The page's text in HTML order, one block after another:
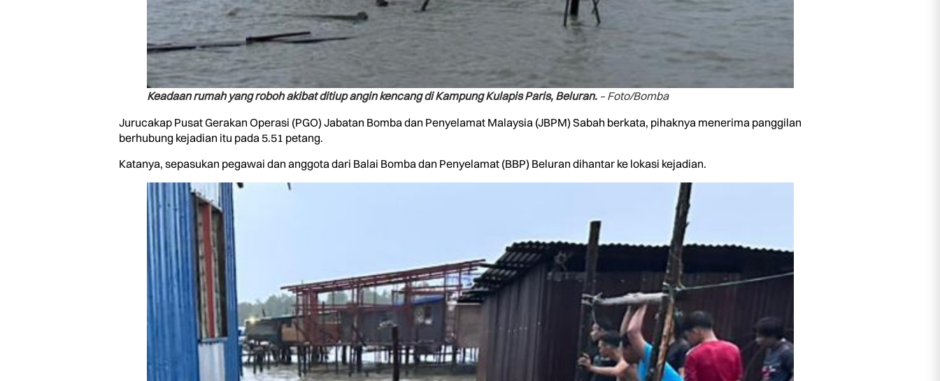
Keadaan rumah yang roboh akibat ditiup angin kencang di Kampung Kulapis Paris, Beluran. – Foto/Bomba
Jurucakap Pusat Gerakan Operasi (PGO) Jabatan Bomba dan Penyelamat Malaysia (JBPM) Sabah berkata, pihaknya menerima panggilan
berhubung kejadian itu pada 5.51 petang.
Katanya, sepasukan pegawai dan anggota dari Balai Bomba dan Penyelamat (BBP) Beluran dihantar ke lokasi kejadian.